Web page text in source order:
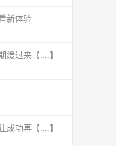
新体验
过来【....】
成功再【....】